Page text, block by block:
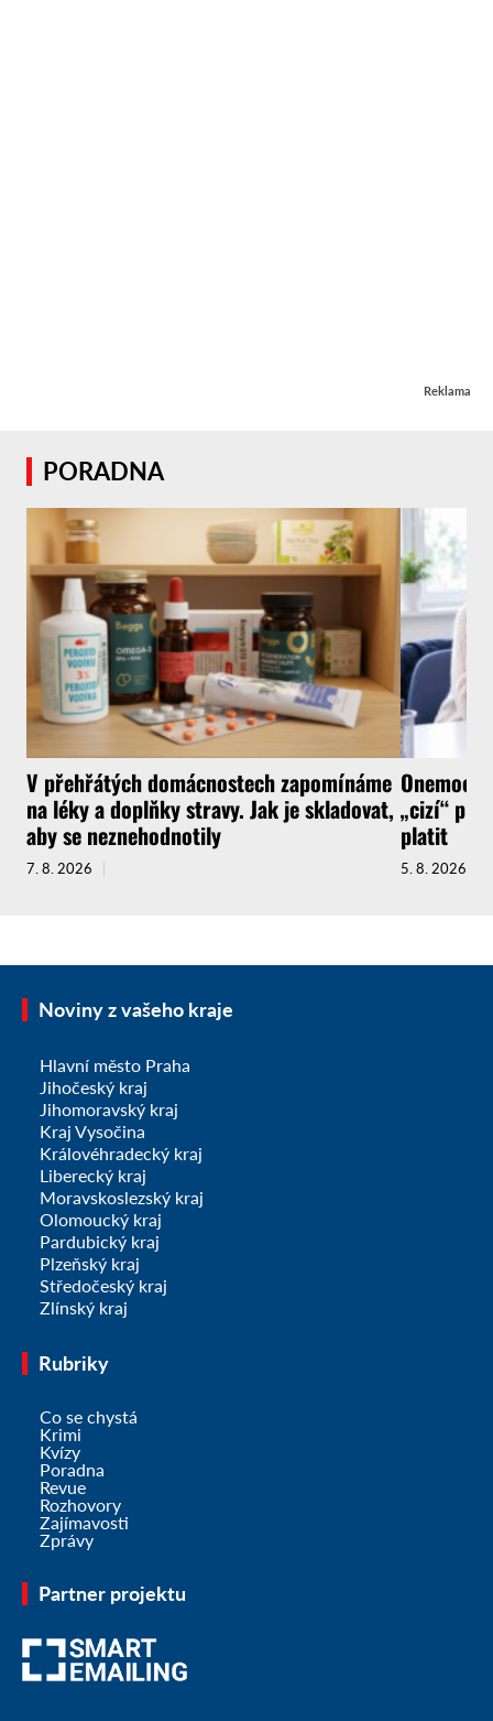
Reklama
PORADNA
V přehřátých domácnostech zapomínáme
na léky a doplňky stravy. Jak je skladovat,
aby se neznehodnotily
7. 8. 2026
„cizí“
platit
5. 8. 2026
Noviny z vašeho kraje
Hlavní město Praha
Jihočeský kraj
Jihomoravský kraj
Kraj Vysočina
Královéhradecký kraj
Liberecký kraj
Moravskoslezský kraj
Olomoucký kraj
Pardubický kraj
Plzeňský kraj
Středočeský kraj
Zlínský kraj
Rubriky
Co se chystá
Krimi
Kvízy
Poradna
Revue
Rozhovory
Zajímavosti
Zprávy
Partner projektu